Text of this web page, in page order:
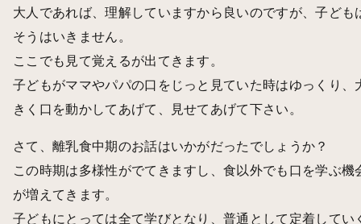
大人であれば、理解していますから良いのですが、子ども
そうはいきません。
ここでも見て覚えるが出てきます。
子どもがママやパパの口をじっと見ていた時はゆっくり、
きく口を動かしてあげて、見せてあげて下さい。
さて、離乳食中期のお話はいかがだったでしょうか？
この時期は多様性がでてきますし、食以外でも口を学ぶ機
が増えてきます。
子どもにとっては全て学びとなり、普通として定着してい